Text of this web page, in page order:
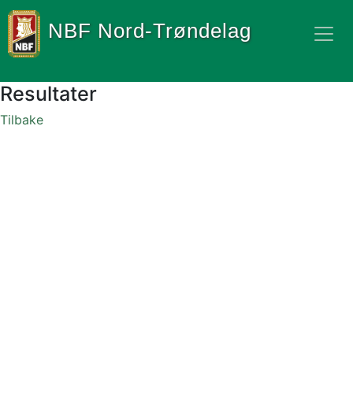
NBF Nord-Trøndelag
Resultater
Tilbake